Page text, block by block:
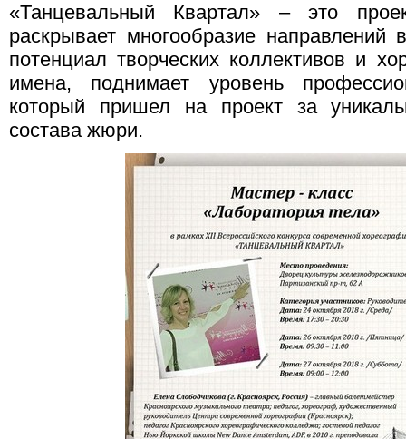
«Танцевальный Квартал» – это
раскрывает многообразие направлений
потенциал творческих коллективов и
имена, поднимает уровень
который пришел на проект за
состава жюри.